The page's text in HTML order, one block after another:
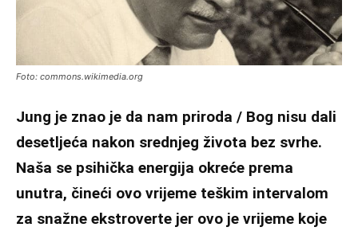
Foto: commons.wikimedia.org
Jung je znao je da nam priroda / Bog nisu dali
desetljeća nakon srednjeg života bez svrhe.
Naša se psihička energija okreće prema
unutra, čineći ovo vrijeme teškim intervalom
za snažne ekstroverte jer ovo je vrijeme koje